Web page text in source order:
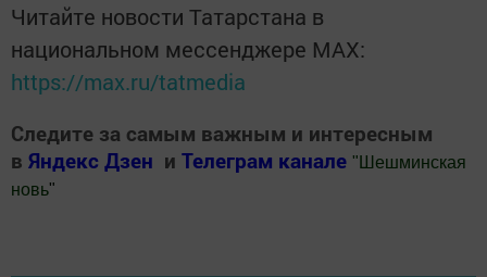
Читайте новости Татарстана в
национальном мессенджере MАХ:
https://max.ru/tatmedia
Следите за самым важным и интересным
в Яндекс Дзен и Телеграм канале " Шешминская
новь"